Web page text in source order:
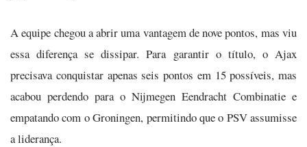
A equipe chegou a abrir uma vantagem de nove pontos, mas viu
essa diferença se dissipar. Para garantir o título, o Ajax
precisava conquistar apenas seis pontos em 15 possíveis, mas
acabou perdendo para o Nijmegen Eendracht Combinatie e
empatando com o Groningen, permitindo que o PSV assumisse
a liderança.